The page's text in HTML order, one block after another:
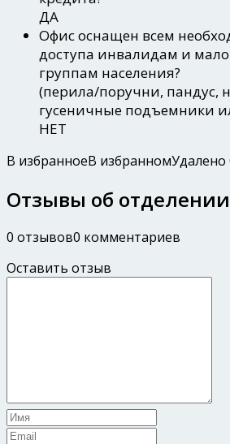
ДА
Офис оснащен всем
доступа инвалидам и
группам населения?
(перила/поручни, пандус,
гусеничные подъемники
НЕТ
В избранноеВ избранномУдалено
Отзывы об отделении
0 отзывов0 комментариев
Оставить отзыв